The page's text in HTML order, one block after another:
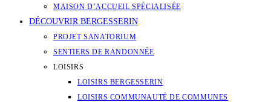
MAISON D’ACCUEIL SPÉCIALISÉE
DÉCOUVRIR BERGESSERIN
PROJET SANATORIUM
SENTIERS DE RANDONNÉE
LOISIRS
LOISIRS BERGESSERIN
LOISIRS COMMUNAUTÉ DE COMMUNES